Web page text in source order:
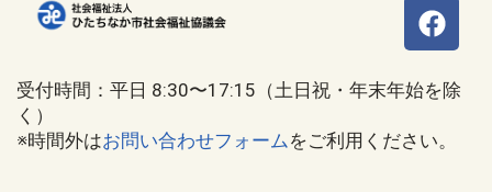
受付時間：平日 8:30〜17:15（土日祝・年末年始を除
く）
※時間外はお問い合わせフォームをご利用ください。